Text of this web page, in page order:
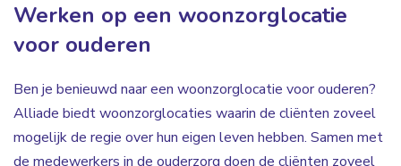
Werken op een woonzorglocatie
voor ouderen
Ben je benieuwd naar een woonzorglocatie voor ouderen?
Alliade biedt woonzorglocaties waarin de cliënten zoveel
mogelijk de regie over hun eigen leven hebben. Samen met
de medewerkers in de ouderzorg doen de cliënten zoveel